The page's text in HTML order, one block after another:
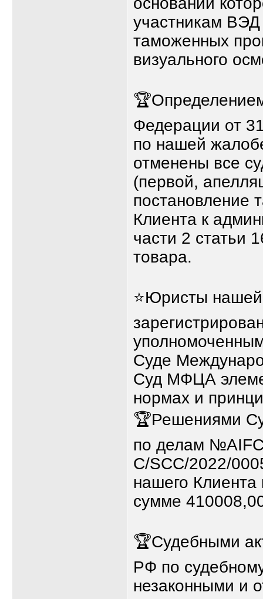
участникам
таможенных
визуального
Федерации от
по нашей
отменены все
(первой,
постановление
Клиента к
части 2 статьи
товара.
⭐Юристы
Суде
Суд МФЦА
нормах и
🏆Решениями
по делам
C/SCC/2022/
нашего
сумме
🏆Судебными
РФ по
незаконными и